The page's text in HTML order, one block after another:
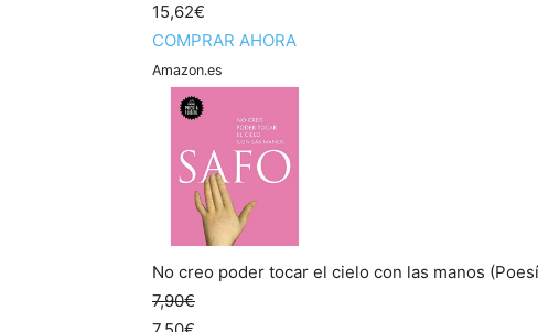
15,62€
COMPRAR AHORA
Amazon.es
No creo poder tocar el cielo con las manos
7,90€